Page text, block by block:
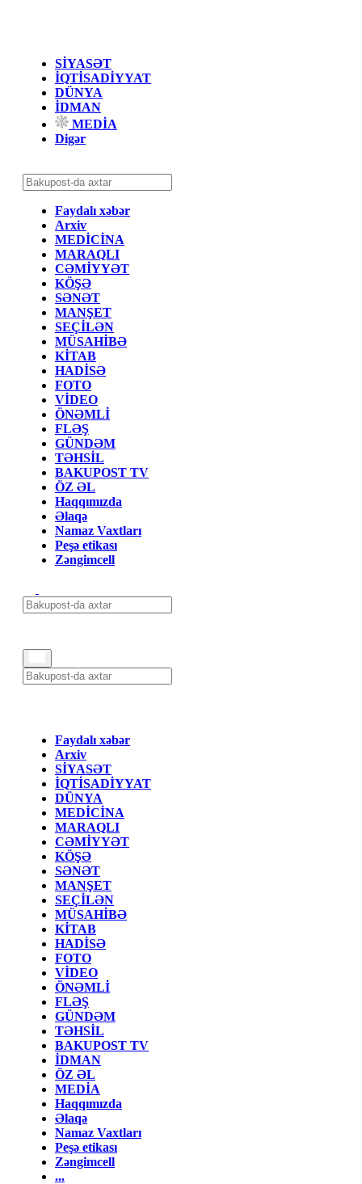
SİYASƏT
İQTİSADİYYAT
DÜNYA
İDMAN
MEDİA
Digər
Faydalı xəbər
Arxiv
MEDİCİNA
MARAQLI
CƏMİYYƏT
KÖŞƏ
SƏNƏT
MANŞET
SEÇİLƏN
MÜSAHİBƏ
KİTAB
HADİSƏ
FOTO
VİDEO
ÖNƏMLİ
FLƏŞ
GÜNDƏM
TƏHSİL
BAKUPOST TV
ÖZ ƏL
Haqqımızda
Əlaqə
Namaz Vaxtları
Peşə etikası
Zəngimcell
Faydalı xəbər
Arxiv
SİYASƏT
İQTİSADİYYAT
DÜNYA
MEDİCİNA
MARAQLI
CƏMİYYƏT
KÖŞƏ
SƏNƏT
MANŞET
SEÇİLƏN
MÜSAHİBƏ
KİTAB
HADİSƏ
FOTO
VİDEO
ÖNƏMLİ
FLƏŞ
GÜNDƏM
TƏHSİL
BAKUPOST TV
İDMAN
ÖZ ƏL
MEDİA
Haqqımızda
Əlaqə
Namaz Vaxtları
Peşə etikası
Zəngimcell
...